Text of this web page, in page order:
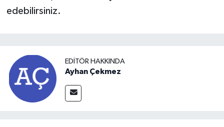
edebilirsiniz.
EDITÖR HAKKINDA
Ayhan Çekmez